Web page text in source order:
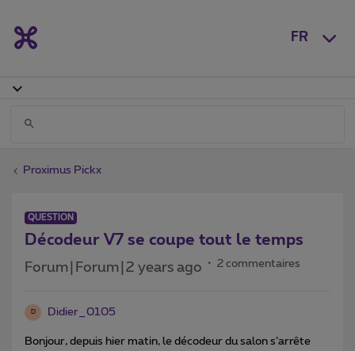
FR
Proximus Pickx
QUESTION
Décodeur V7 se coupe tout le temps
Forum|Forum|2 years ago 2 commentaires
D Didier_0105
Bonjour, depuis hier matin, le décodeur du salon s’arrête